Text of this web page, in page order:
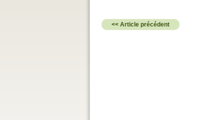
<< Article précédent